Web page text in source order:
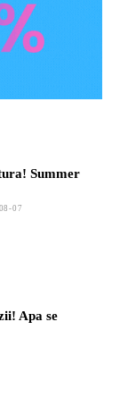
Summer
07
Apa se